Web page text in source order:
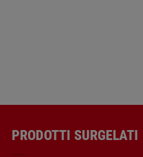
PRODOTTI SURGELATI